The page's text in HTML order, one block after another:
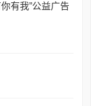
有我”公益广告